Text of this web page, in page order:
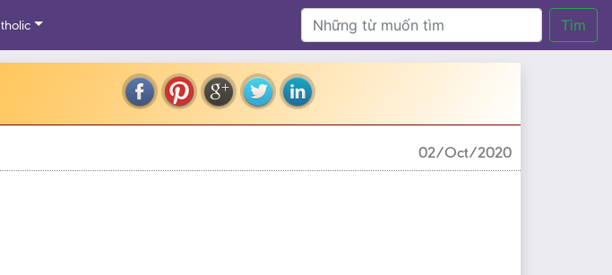
Tìm
02/Oct/2020